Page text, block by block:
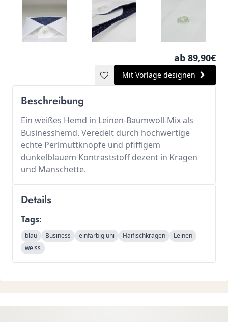
ab 89,90€
Mit Vorlage designen
Beschreibung
Ein weißes Hemd in Leinen-Baumwoll-Mix als
Businesshemd. Veredelt durch hochwertige
echte Perlmuttknöpfe und pfiffigem
dunkelblauem Kontraststoff dezent in Kragen
und Manschette.
Details
Tags:
blau Business einfarbig uni Haifischkragen
Leinen
weiss